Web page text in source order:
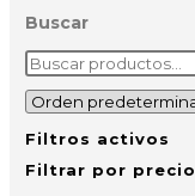
Buscar
Filtros activos
Filtrar por precio